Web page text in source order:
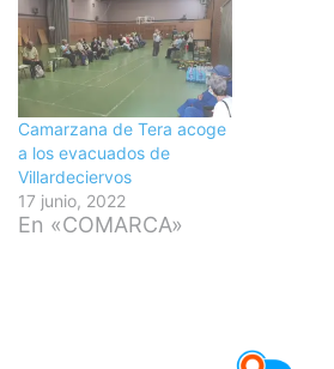
Camarzana de Tera acoge
a los evacuados de
Villardeciervos
17 junio, 2022
En «COMARCA»